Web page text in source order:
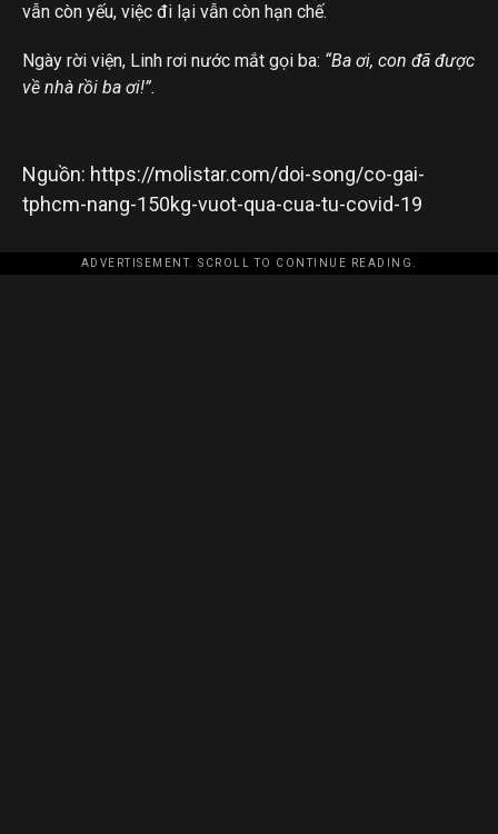
vẫn còn yếu, việc đi lại vẫn còn hạn chế.
Ngày rời viện, Linh rơi nước mắt gọi ba: “Ba ơi, con đã được
về nhà rồi ba ơi!”.
Nguồn: https://molistar.com/doi-song/co-gai-
tphcm-nang-150kg-vuot-qua-cua-tu-covid-19
ADVERTISEMENT. SCROLL TO CONTINUE READING.